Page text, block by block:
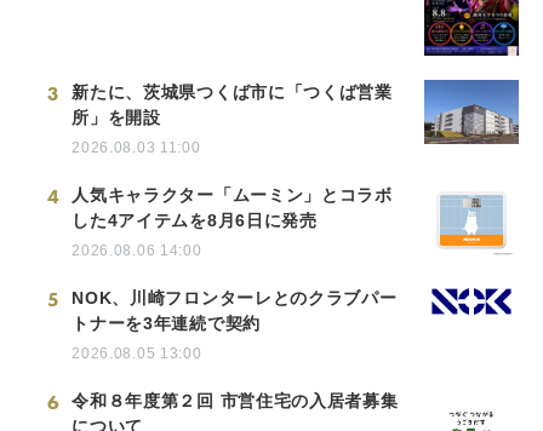
3
新たに、茨城県つくば市に「つくば営業
所」を開設
2026.08.03 11:00
4
人気キャラクター「ムーミン」とコラボ
した4アイテムを8月6日に発売
2026.08.06 14:00
5
NOK、川崎フロンターレとのクラブパー
トナーを3年連続で契約
2026.08.05 13:00
6
令和８年度第２回 市営住宅の入居者募集
について